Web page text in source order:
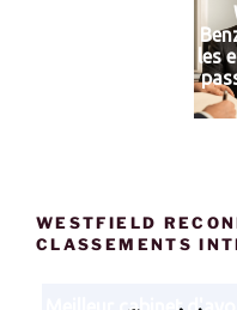
les
WESTFIELD
CLASSEMENTS